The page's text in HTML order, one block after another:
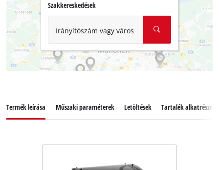
Szakkereskedések
Irányítószám vagy város
Termék leírása Műszaki paraméterek Letöltések Tartalék alkatrészek